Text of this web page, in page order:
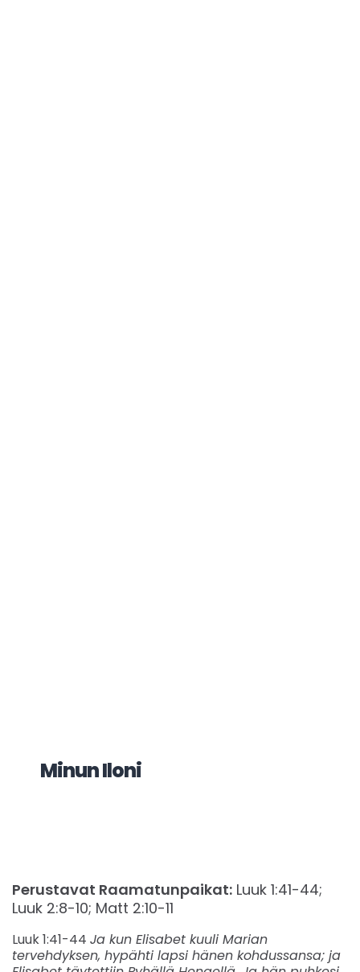
Minun Iloni
Perustavat Raamatunpaikat: Luuk 1:41-44;
Luuk 2:8-10; Matt 2:10-11
Luuk 1:41-44 Ja kun Elisabet kuuli Marian
tervehdyksen, hypähti lapsi hänen kohdussansa; ja